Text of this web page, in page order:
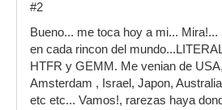
#2
Bueno... me toca hoy a mi...
en cada rincon del
HTFR y GEMM. Me venian de
Amsterdam , Israel, Japon,
etc etc... Vamos!, rarezas haya